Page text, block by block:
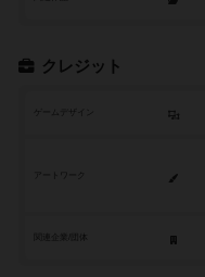
クレジット
ゲームデザイン
アートワーク